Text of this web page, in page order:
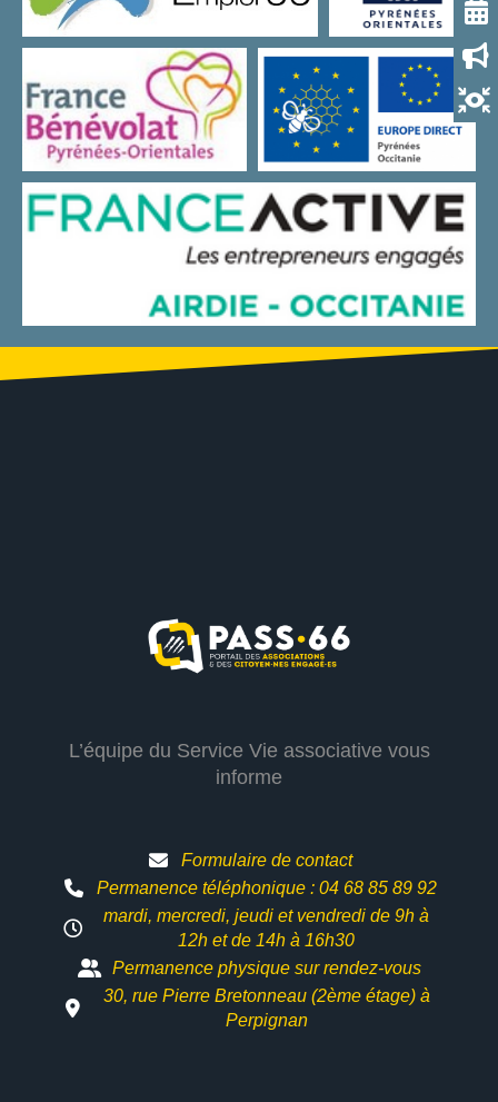
L’équipe du Service Vie associative vous
informe
Formulaire de contact
Permanence téléphonique : 04 68 85 89 92
mardi, mercredi, jeudi et vendredi de 9h à
12h etde 14h à 16h30
Permanence physique sur rendez-vous
30, rue Pierre Bretonneau (2ème étage) à
Perpignan